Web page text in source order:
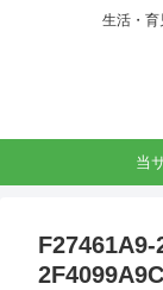
生活・育
当
F27461A9-